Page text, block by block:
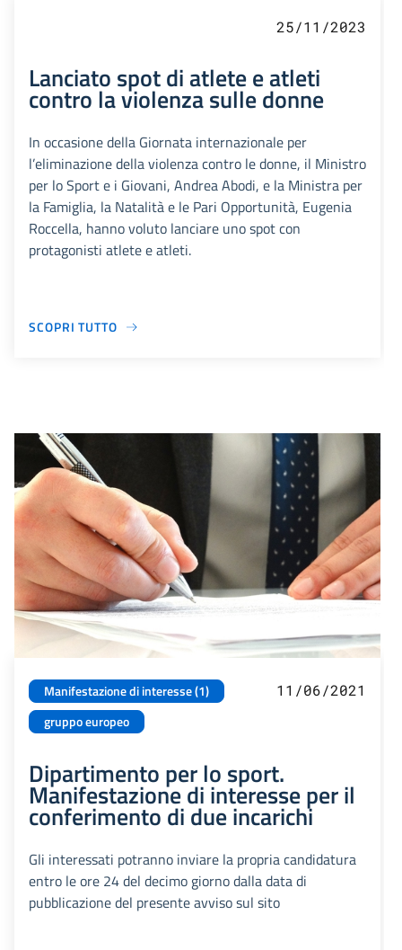
25/11/2023
Lanciato spot di atlete e atleti
contro la violenza sulle donne
In occasione della Giornata internazionale per
l’eliminazione della violenza contro le donne, il Ministro
per lo Sport e i Giovani, Andrea Abodi, e la Ministra per
la Famiglia, la Natalità e le Pari Opportunità, Eugenia
Roccella, hanno voluto lanciare uno spot con
protagonisti atlete e atleti.
SCOPRI TUTTO
Manifestazione di interesse (1)
gruppo europeo
11/06/2021
Dipartimento per lo sport.
Manifestazione di interesse per il
conferimento di due incarichi
Gli interessati potranno inviare la propria candidatura
entro le ore 24 del decimo giorno dalla data di
pubblicazione del presente avviso sul sito